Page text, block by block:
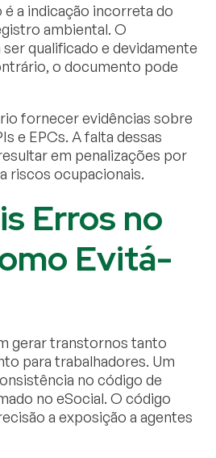
a indicação incorreta do
ambiental. O
qualificado e devidamente
o documento pode
fornecer evidências sobre
e EPCs. A falta dessas
em penalizações por
riscos ocupacionais.
Erros no
Evitá-
gerar transtornos tanto
para trabalhadores. Um
no código de
no eSocial. O código
a exposição a agentes